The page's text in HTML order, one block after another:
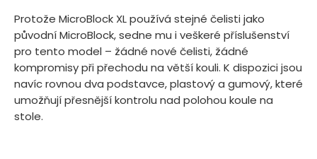
Protože MicroBlock XL používá stejné čelisti jako
původní MicroBlock, sedne mu i veškeré příslušenství
pro tento model – žádné nové čelisti, žádné
kompromisy při přechodu na větší kouli. K dispozici jsou
navíc rovnou dva podstavce, plastový a gumový, které
umožňují přesnější kontrolu nad polohou koule na
stole.